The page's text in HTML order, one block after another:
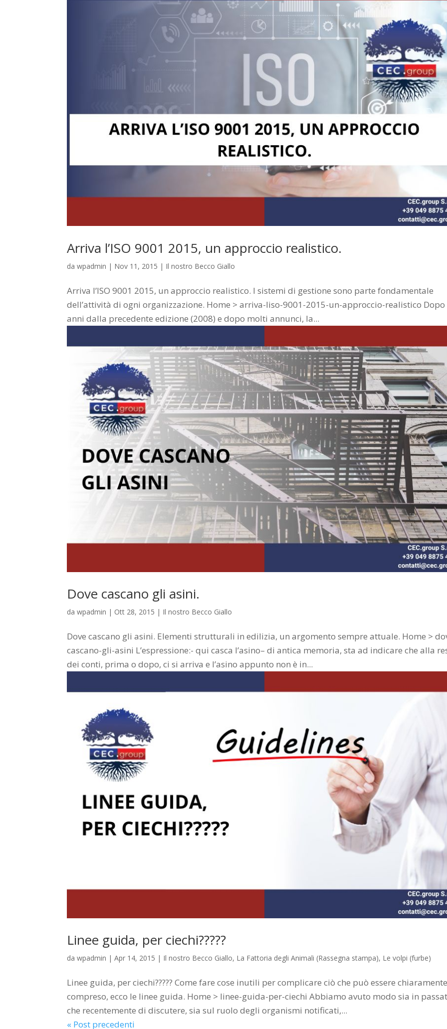
Arriva l’ISO 9001 2015, un approccio realistico.
dawpadmin | Nov 11, 2015 | Il nostro Becco Giallo
Arriva l’ISO 9001 2015, un approccio realistico. I sistemi di gestione sono parte fondamentale
dell’attività di ogni organizzazione. Home > arriva-liso-9001-2015-un-approccio-realistico Dopo
anni dalla precedente edizione (2008) e dopo molti annunci, la...
Dove cascano gli asini.
dawpadmin | Ott 28, 2015 | Il nostro Becco Giallo
Dove cascano gli asini. Elementi strutturali in edilizia, un argomento sempre attuale. Home >
cascano-gli-asini L’espressione:- qui casca l’asino– di antica memoria, sta ad indicare che alla
dei conti, prima o dopo, ci si arriva e l’asino appunto non è in...
Linee guida, per ciechi?????
dawpadmin |Apr 14, 2015 | Il nostro Becco Giallo, La Fattoria degli Animali (Rassegna stampa), Le volpi (furbe)
Linee guida, per ciechi????? Come fare cose inutili per complicare ciò che può essere
compreso, ecco le linee guida. Home > linee-guida-per-ciechi Abbiamo avuto modo sia in
che recentemente di discutere, sia sul ruolo degli organismi notificati,...
« Post precedenti